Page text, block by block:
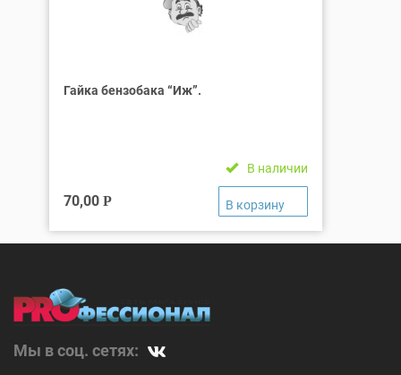
Гайка бензобака “Иж”.
В наличии
70,00 Р
Мы в соц. сетях: